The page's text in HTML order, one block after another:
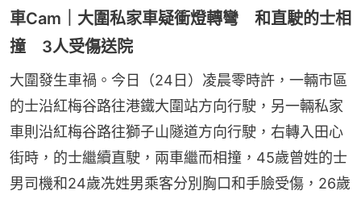
車Cam｜大圍私家車疑衝燈轉彎 和直駛的士相
撞 3人受傷送院
大圍發生車禍。今日（24日）凌晨零時許，一輛市區
的士沿紅梅谷路往港鐵大圍站方向行駛，另一輛私家
車則沿紅梅谷路往獅子山隧道方向行駛，右轉入田心
街時，的士繼續直駛，兩車繼而相撞，45歲曾姓的士
男司機和24歲冼姓男乘客分別胸口和手臉受傷，26歲